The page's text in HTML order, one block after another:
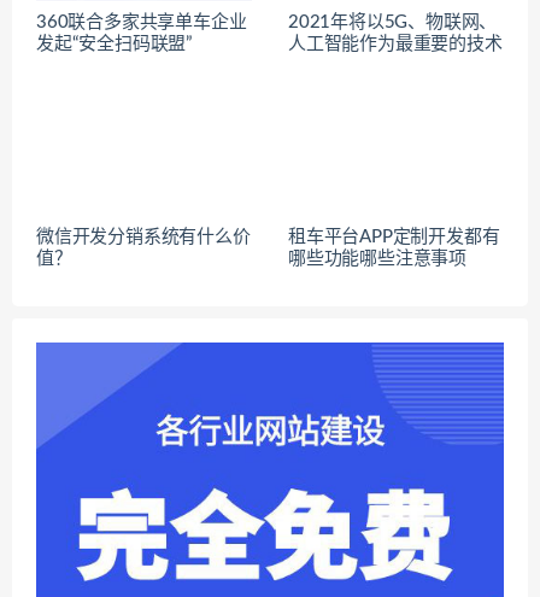
360联合多家共享单车企业
发起“安全扫码联盟”
2021年将以5G、物联网、
人工智能作为最重要的技术
微信开发分销系统有什么价
值？
租车平台APP定制开发都有
哪些功能哪些注意事项